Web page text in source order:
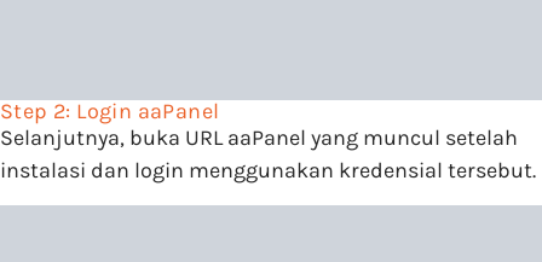
Step 2: Login aaPanel
Selanjutnya, buka URL aaPanel yang muncul setelah
instalasi dan login menggunakan kredensial tersebut.